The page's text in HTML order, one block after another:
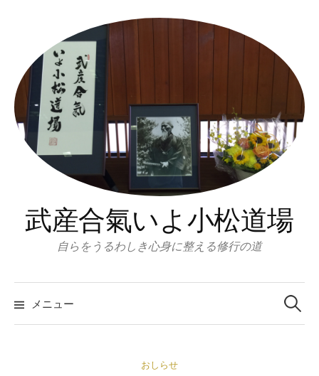
ツ
へ
ス
キ
武産合氣いよ小松道場
自らをうるわしき心身に整える修行の道
メニュー
検
索:
おしらせ